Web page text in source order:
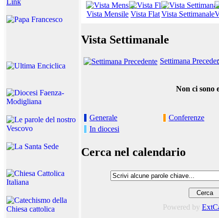
Link
Vista Mensile Vista FlatVista Settimanale
Vista Settimanale
Settimana
Non ci sono
Generale
Conferenze
In diocesi
Cerca nel calendario
Powered by